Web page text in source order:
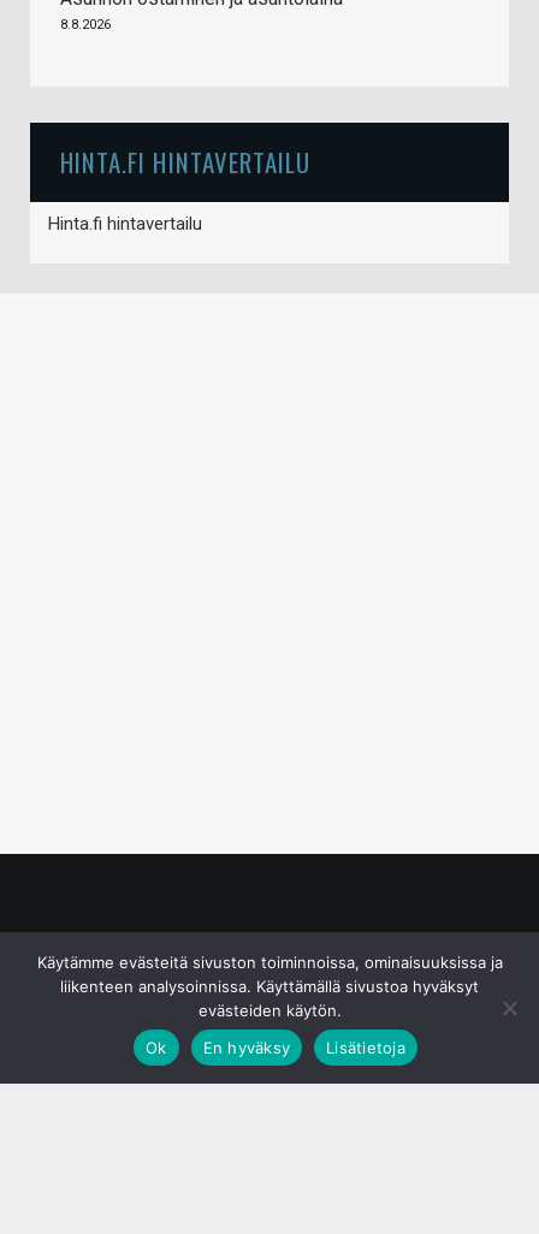
8.8.2026
HINTA.FI HINTAVERTAILU
Hinta.fi hintavertailu
Käytämme evästeitä sivuston toiminnoissa, ominaisuuksissa ja
liikenteen analysoinnissa. Käyttämällä sivustoa hyväksyt
evästeiden käytön.
Ok
En hyväksy Lisätietoja